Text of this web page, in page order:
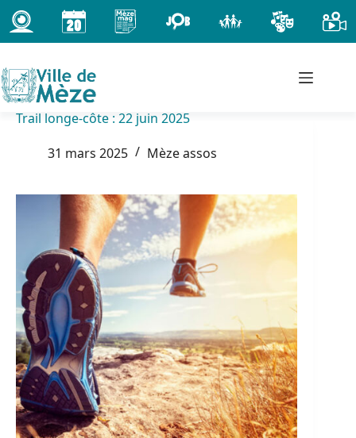
Passer
au
contenu
Trail longe-côte : 22 juin 2025
31 mars 2025
Mèze assos